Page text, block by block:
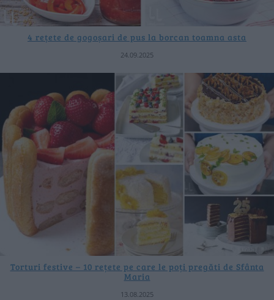
4 rețete de gogoșari de pus la borcan toamna asta
24.09.2025
Torturi festive – 10 rețete pe care le poți pregăti de Sfânta
Maria
13.08.2025